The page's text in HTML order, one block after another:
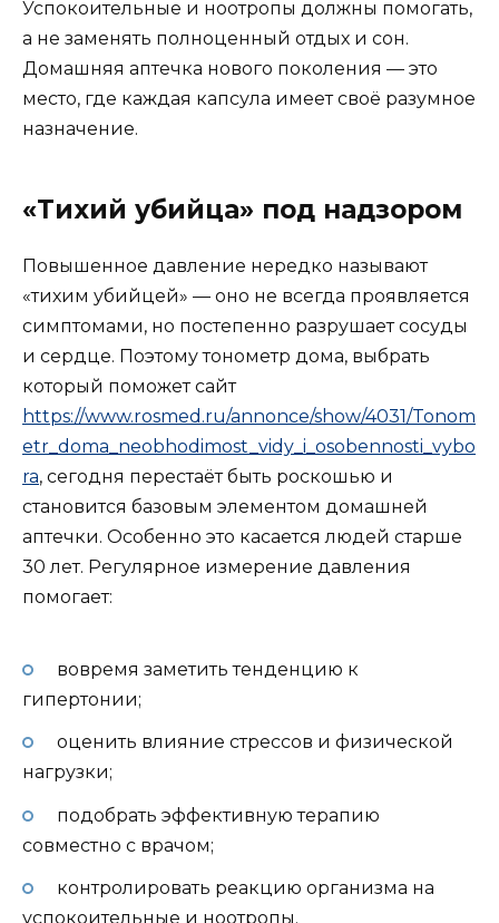
Успокоительные и ноотропы должны помогать,
а не заменять полноценный отдых и сон.
Домашняя аптечка нового поколения — это
место, где каждая капсула имеет своё разумное
назначение.
«Тихий убийца» под надзором
Повышенное давление нередко называют
«тихим убийцей» — оно не всегда проявляется
симптомами, но постепенно разрушает сосуды
и сердце. Поэтому тонометр дома, выбрать
который поможет сайт
https://www.rosmed.ru/annonce/show/4031/Tonom
etr_doma_neobhodimost_vidy_i_osobennosti_vybo
ra, сегодня перестаёт быть роскошью и
становится базовым элементом домашней
аптечки. Особенно это касается людей старше
30 лет. Регулярное измерение давления
помогает:
вовремя заметить тенденцию к
гипертонии;
оценить влияние стрессов и физической
нагрузки;
подобрать эффективную терапию
совместно с врачом;
контролировать реакцию организма на
успокоительные и ноотропы.